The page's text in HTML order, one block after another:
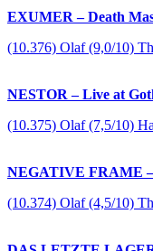
EXUMER – Death
(10.376) Olaf (9,0/10)
NESTOR – Live at
(10.375) Olaf (7,5/10)
NEGATIVE FRAME –
(10.374) Olaf (4,5/10)